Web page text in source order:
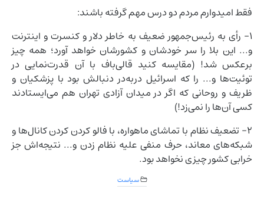
فقط امیدوارم مردم دو درس مهم گرفته باشند:
۱- رأی به رئیس‌جمهور ضعیف به خاطر دلار و کنسرت و اینترنت
و... این بلا را سر خودشان و کشورشان خواهد آورد؛ همه چیز
برعکس شد! (مقایسه کنید قالی‌باف با آن قدرت‌نمایی در
توئیت‌ها و... را که اسرائیل دربه‌در دنبالش بود با پزشکیان و
ظریف و روحانی که اگر در میدان آزادی تهران هم می‌ایستادند
کسی آن‌ها را نمی‌زد!)
۲- تضعیف نظام با تماشای ماهواره، با فالو کردن کردن کانال‌ها و
شبکه‌های معاند، حرف منفی علیه نظام زدن و... نتیجه‌اش جز
خرابی کشور چیزی نخواهد بود.
سیاست